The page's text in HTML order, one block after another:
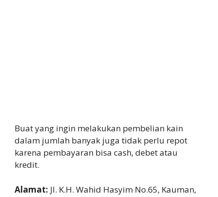
Buat yang ingin melakukan pembelian kain
dalam jumlah banyak juga tidak perlu repot
karena pembayaran bisa cash, debet atau
kredit.
Alamat: Jl. K.H. Wahid Hasyim No.65, Kauman,